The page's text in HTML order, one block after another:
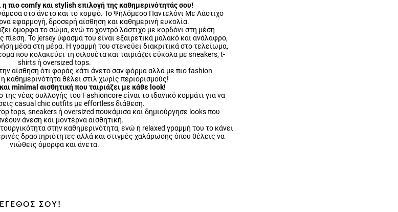
η πιο comfy και stylish επιλογή της καθημερινότητάς σου!
στο άνετο και το κομψό. Το Ψηλόμεσο Παντελόνι Με Λάστιχο
εφαρμογή, δροσερή αίσθηση και καθημερινή ευκολία.
όμορφα το σώμα, ενώ το χοντρό λάστιχο με κορδόνι στη μέση
Το jersey ύφασμά του είναι εξαιρετικά μαλακό και ανάλαφρο,
μέσα στη μέρα. Η γραμμή του στενεύει διακριτικά στο τελείωμα,
που κολακεύει τη σιλουέτα και ταιριάζει εύκολα με sneakers, t-
shirts ή oversized tops.
αίσθηση ότι φοράς κάτι άνετο σαν φόρμα αλλά με πιο fashion
καθημερινότητα θέλει στιλ χωρίς περιορισμούς!
minimal αισθητική που ταιριάζει με κάθε look!
νέας συλλογής του Fashioncore είναι το ιδανικό κομμάτι για να
casual chic outfits με effortless διάθεση.
tops, sneakers ή oversized πουκάμισα και δημιούργησε looks που
άνεση και μοντέρνα αισθητική.
στην καθημερινότητα, ενώ η relaxed γραμμή του το κάνει
δραστηριότητες αλλά και στιγμές χαλάρωσης όπου θέλεις να
νιώθεις όμορφα και άνετα.
ΣΟΥ!